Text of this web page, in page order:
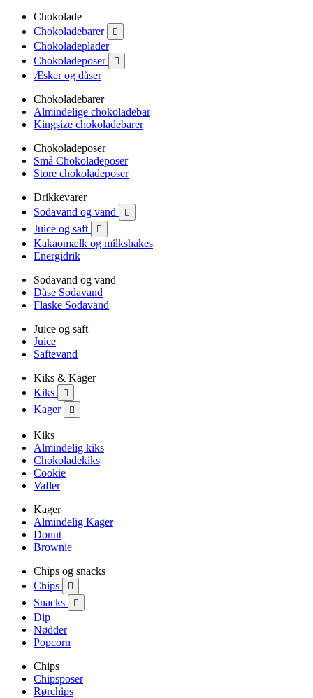
Chokolade
Chokoladebarer

Chokoladeplader
Chokoladeposer

Æsker og dåser
Chokoladebarer
Almindelige chokoladebar
Kingsize chokoladebarer
Chokoladeposer
Små Chokoladeposer
Store chokoladeposer
Drikkevarer
Sodavand og vand

Juice og saft 
Kakaomælk og milkshakes
Energidrik
Sodavand og vand
Dåse Sodavand
Flaske Sodavand
Juice og saft
Juice
Saftevand
Kiks & Kager
Kiks

Kager 
Kiks
Almindelig kiks
Chokoladekiks
Cookie
Vafler
Kager
Almindelig Kager
Donut
Brownie
Chips og snacks
Chips

Snacks 
Dip
Nødder
Popcorn
Chips
Chipsposer
Rørchips